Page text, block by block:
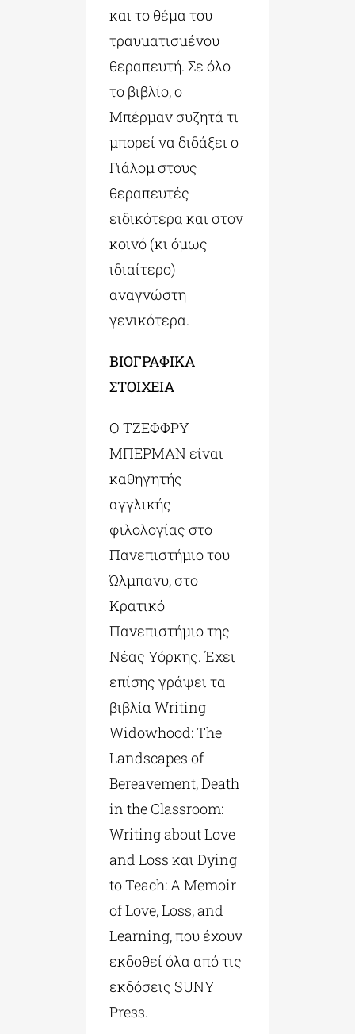
και το θέμα του
τραυματισμένου
θεραπευτή. Σε όλο
το βιβλίο, ο
Μπέρμαν συζητά τι
μπορεί να διδάξει ο
Γιάλομ στους
θεραπευτές
ειδικότερα και στον
κοινό (κι όμως
ιδιαίτερο)
αναγνώστη
γενικότερα.
ΒΙΟΓΡΑΦΙΚΑ
ΣΤΟΙΧΕΙΑ
Ο ΤΖΕΦΦΡΥ
ΜΠΕΡΜΑΝ είναι
καθηγητής
αγγλικής
φιλολογίας στο
Πανεπιστήμιο του
Ώλμπανυ, στο
Κρατικό
Πανεπιστήμιο της
Νέας Υόρκης. Έχει
επίσης γράψει τα
βιβλία Writing
Widowhood: The
Landscapes of
Bereavement, Death
in the Classroom:
Writing about Love
and Loss και Dying
to Teach: A Memoir
of Love, Loss, and
Learning, που έχουν
εκδοθεί όλα από τις
εκδόσεις SUNY
Press.